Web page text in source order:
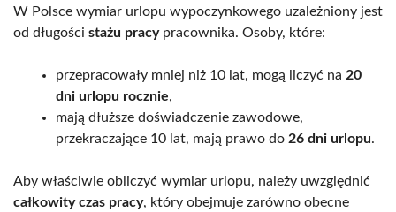
W Polsce wymiar urlopu wypoczynkowego uzależniony jest
od długości stażu pracypracownika. Osoby, które:
przepracowały mniej niż 10 lat, mogą liczyć na 20
dni urlopu rocznie,
mają dłuższe doświadczenie zawodowe,
przekraczające 10 lat, mają prawo do 26 dni urlopu.
Aby właściwie obliczyć wymiar urlopu, należy uwzględnić
całkowity czas pracy, który obejmuje zarówno obecne